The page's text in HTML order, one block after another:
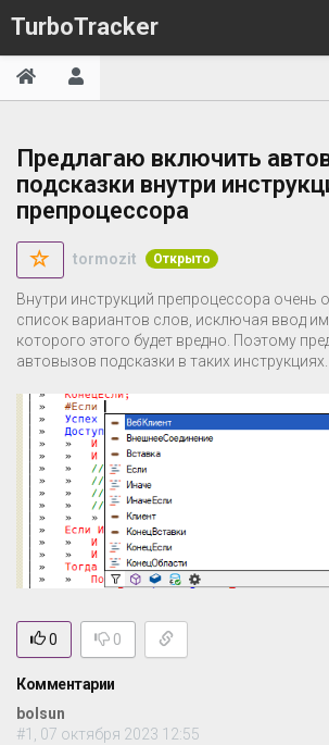
TurboTracker
Предлагаю включить
подсказки внутри
препроцессора
tormozit Открыто
Внутри инструкций препроцессора очень
список вариантов слов, исключая ввод
которого этого будет вредно. Поэтому
автовызов подсказки в таких инструкциях.
0 0
Комментарии
bolsun
#1, 07 октября 2023 12:55